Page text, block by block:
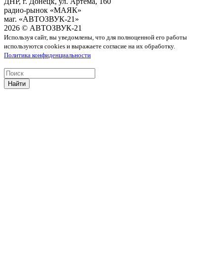
радио-рынок «МАЯК»
маг. «АВТОЗВУК-21»
2026 © АВТОЗВУК-21
Используя сайт, вы уведомлены, что для полноценной его работы
используются cookies и выражаете согласие на их обработку.
Политика конфиденциальности
Найти